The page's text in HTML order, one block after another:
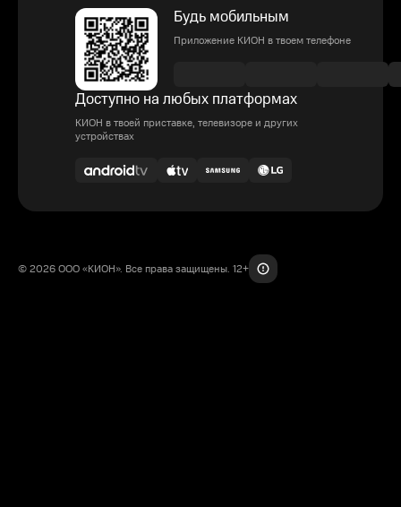
Будь мобильным
Приложение КИОН в твоем телефоне
Доступно на любых платформах
КИОН в твоей приставке, телевизоре и других
устройствах
© 2026 ООО «КИОН». Все права защищены. 12+